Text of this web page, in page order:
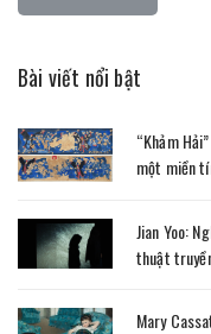
Bài viết nổi bật
“Khảm
một miền
Jian Yoo:
thuật
Mary